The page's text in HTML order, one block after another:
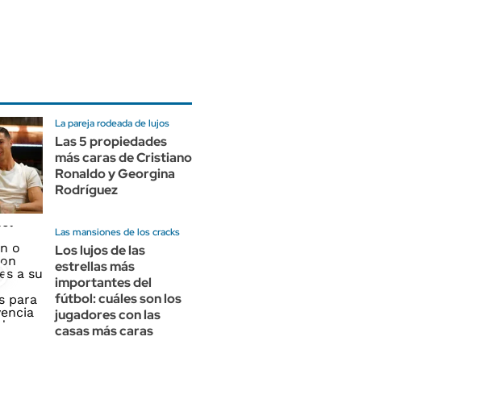
La pareja rodeada de lujos
Las 5 propiedades
más caras de Cristiano
Ronaldo y Georgina
Rodríguez
Las mansiones de los cracks
Los lujos de las
estrellas más
importantes del
fútbol: cuáles son los
jugadores con las
casas más caras